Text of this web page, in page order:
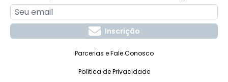
Inscrição
Parcerias e Fale Conosco
Política de Privacidade